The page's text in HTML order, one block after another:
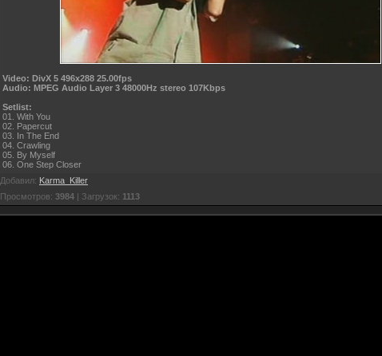
Video: DivX 5 496x288 25.00fps
Audio: MPEG Audio Layer 3 48000Hz stereo 107Kbps
Setlist:
01. With You
02. Papercut
03. In The End
04. Crawling
05. By Myself
06. One Step Closer
Добавил: Karma_Killer
Просмотров: 3984 | Загрузок: 1113